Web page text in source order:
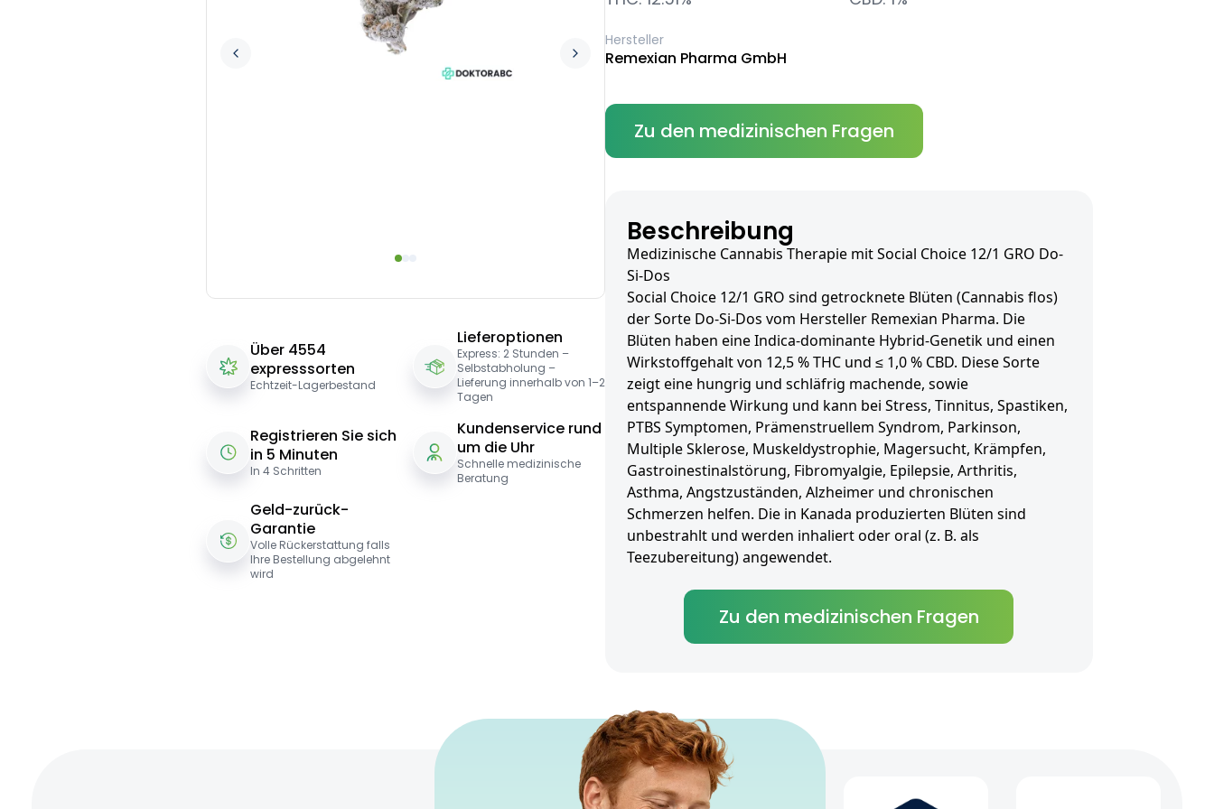
Über 4554
expresssorten
Echtzeit-Lagerbestand
Lieferoptionen
Express: 2 Stunden –
Selbstabholung –
Lieferung innerhalb von 1–2
Tagen
Registrieren Sie sich
in 5 Minuten
In 4 Schritten
Kundenservice rund
um die Uhr
Schnelle medizinische
Beratung
Geld-zurück-
Garantie
Volle Rückerstattung falls
Ihre Bestellung abgelehnt
wird
Hersteller
Remexian Pharma GmbH
Zu den medizinischen Fragen
Beschreibung
Medizinische Cannabis Therapie mit Social Choice 12/1 GRO Do-
Si-Dos
Social Choice 12/1 GRO sind getrocknete Blüten (Cannabis flos)
der Sorte Do-Si-Dos vom Hersteller Remexian Pharma. Die
Blüten haben eine Indica-dominante Hybrid-Genetik und einen
Wirkstoffgehalt von 12,5 % THC und ≤ 1,0 % CBD. Diese Sorte
zeigt eine hungrig und schläfrig machende, sowie
entspannende Wirkung und kann bei Stress, Tinnitus, Spastiken,
PTBS Symptomen, Prämenstruellem Syndrom, Parkinson,
Multiple Sklerose, Muskeldystrophie, Magersucht, Krämpfen,
Gastroinestinalstörung, Fibromyalgie, Epilepsie, Arthritis,
Asthma, Angstzuständen, Alzheimer und chronischen
Schmerzen helfen. Die in Kanada produzierten Blüten sind
unbestrahlt und werden inhaliert oder oral (z. B. als
Teezubereitung) angewendet.
Zu den medizinischen Fragen